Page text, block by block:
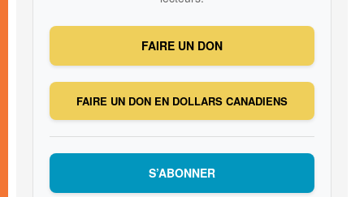
FAIRE UN DON
FAIRE UN DON EN DOLLARS CANADIENS
S’ABONNER